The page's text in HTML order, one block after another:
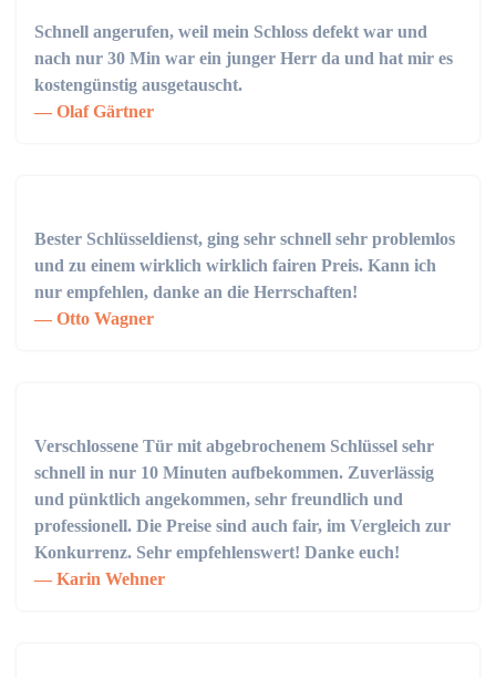
Schnell angerufen, weil mein Schloss defekt war und
nach nur 30 Min war ein junger Herr da und hat mir es
kostengünstig ausgetauscht.
Olaf Gärtner
Bester Schlüsseldienst, ging sehr schnell sehr problemlos
und zu einem wirklich wirklich fairen Preis. Kann ich
nur empfehlen, danke an die Herrschaften!
Otto Wagner
Verschlossene Tür mit abgebrochenem Schlüssel sehr
schnell in nur 10 Minuten aufbekommen. Zuverlässig
und pünktlich angekommen, sehr freundlich und
professionell. Die Preise sind auch fair, im Vergleich zur
Konkurrenz. Sehr empfehlenswert! Danke euch!
Karin Wehner